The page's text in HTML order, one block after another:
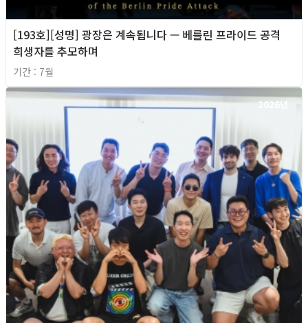
[193호][성명] 광장은 계속됩니다 — 베를린 프라이드 공격
희생자를 추모하며
기간 : 7월
2026년